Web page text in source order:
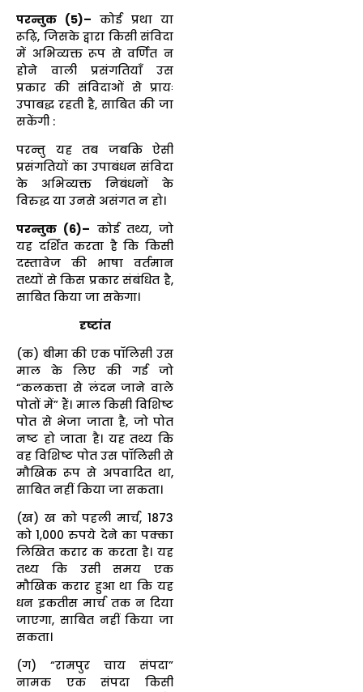
परन्तुक (5)– कोई प्रथा या
रूढ़ि, जिसके द्वारा किसी संविदा
में अभिव्यक्त रूप से वर्णित न
होने वाली प्रसंगतियाँ उस
प्रकार की संविदाओं से प्रायः
उपाबद्ध रहती है, साबित की जा
सकेंगी :
परन्तु यह तब जबकि ऐसी
प्रसंगतियों का उपाबंधन संविदा
के अभिव्यक्त निबंधनों के
विरुद्ध या उनसे असंगत न हो।
परन्तुक (6)– कोई तथ्य, जो
यह दर्शित करता है कि किसी
दस्तावेज की भाषा वर्तमान
तथ्यों से किस प्रकार संबंधित है,
साबित किया जा सकेगा।
दृष्टांत
(क) बीमा की एक पॉलिसी उस
माल के लिए की गई जो
“कलकत्ता से लंदन जाने वाले
पोतों में” हैं। माल किसी विशिष्ट
पोत से भेजा जाता है, जो पोत
नष्ट हो जाता है। यह तथ्य कि
वह विशिष्ट पोत उस पॉलिसी से
मौखिक रूप से अपवादित था,
साबित नहीं किया जा सकता।
(ख) ख को पहली मार्च, 1873
को 1,000 रुपये देने का पक्का
लिखित करार क करता है। यह
तथ्य कि उसी समय एक
मौखिक करार हुआ था कि यह
धन इकतीस मार्च तक न दिया
जाएगा, साबित नहीं किया जा
सकता।
(ग) “रामपुर चाय संपदा”
नामक एक संपदा किसी